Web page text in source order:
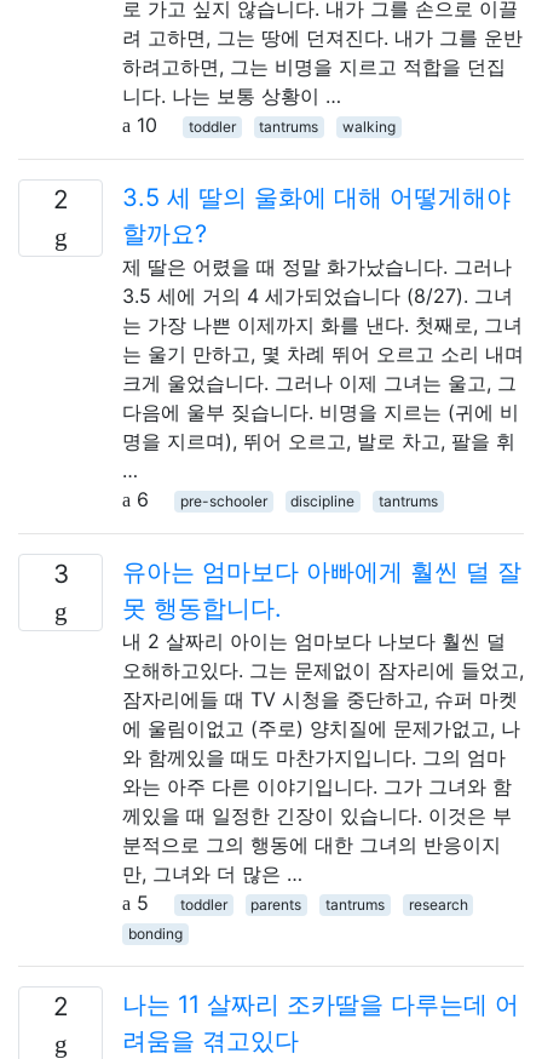
로 가고 싶지 않습니다. 내가 그를 손으로 이끌
려 고하면, 그는 땅에 던져진다. 내가 그를 운반
하려고하면, 그는 비명을 지르고 적합을 던집
니다. 나는 보통 상황이 …
10
toddler tantrums walking
2
3.5 세 딸의 울화에 대해 어떻게해야
할까요?
제 딸은 어렸을 때 정말 화가났습니다. 그러나
3.5 세에 거의 4 세가되었습니다 (8/27). 그녀
는 가장 나쁜 이제까지 화를 낸다. 첫째로, 그녀
는 울기 만하고, 몇 차례 뛰어 오르고 소리 내며
크게 울었습니다. 그러나 이제 그녀는 울고, 그
다음에 울부 짖습니다. 비명을 지르는 (귀에 비
명을 지르며), 뛰어 오르고, 발로 차고, 팔을 휘
…
6
pre-schooler discipline tantrums
3
유아는 엄마보다 아빠에게 훨씬 덜 잘
못 행동합니다.
내 2 살짜리 아이는 엄마보다 나보다 훨씬 덜
오해하고있다. 그는 문제없이 잠자리에 들었고,
잠자리에들 때 TV 시청을 중단하고, 슈퍼 마켓
에 울림이없고 (주로) 양치질에 문제가없고, 나
와 함께있을 때도 마찬가지입니다. 그의 엄마
와는 아주 다른 이야기입니다. 그가 그녀와 함
께있을 때 일정한 긴장이 있습니다. 이것은 부
분적으로 그의 행동에 대한 그녀의 반응이지
만, 그녀와 더 많은 …
5
toddler parents tantrums
research
bonding
2
나는 11 살짜리 조카딸을 다루는데 어
려움을 겪고있다